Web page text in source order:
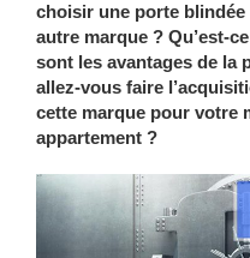
choisir une porte blindée
autre marque ? Qu’est-
sont les avantages de la
allez-vous faire
cette marque pour votre
appartement ?